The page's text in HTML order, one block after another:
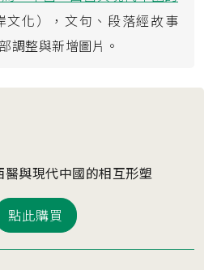
文化），文句、段落經故事
調整與新增圖片。
與現代中國的相互形塑
點此購買